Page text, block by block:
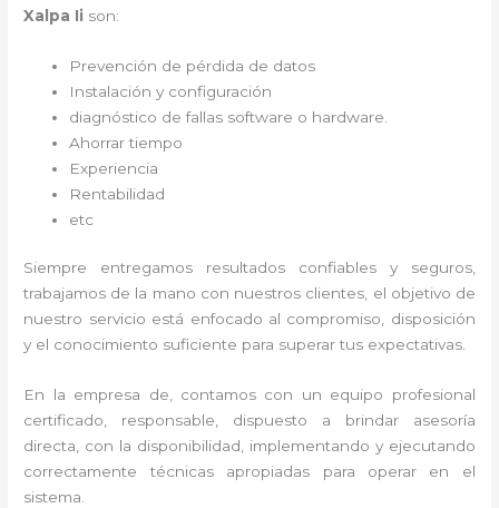
Xalpa Ii son:
Prevención de pérdida de datos
Instalación y configuración
diagnóstico de fallas software o hardware
Ahorrar tiempo
Experiencia
Rentabilidad
etc
Siempre entregamos resultados confiables y seguros,
trabajamos de la mano con nuestros clientes, el objetivo de
nuestro servicio está enfocado al compromiso, disposición
y el conocimiento suficiente para superar tus expectativas.
En la empresa de , contamos con un equipo profesional
certificado, responsable, dispuesto a brindar asesoría
directa, con la disponibilidad, implementando y ejecutando
correctamente técnicas apropiadas para operar en el
sistema.